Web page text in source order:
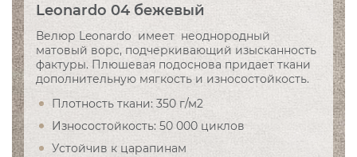
Leonardo 04 бежевый
Велюр Leonardo имеет неоднородный
матовый ворс, подчеркивающий изысканность
фактуры. Плюшевая подоснова придает ткани
дополнительную мягкость и износостойкость.
Плотность ткани: 350 г/м2
Износостойкость: 50 000 циклов
Устойчив к царапинам